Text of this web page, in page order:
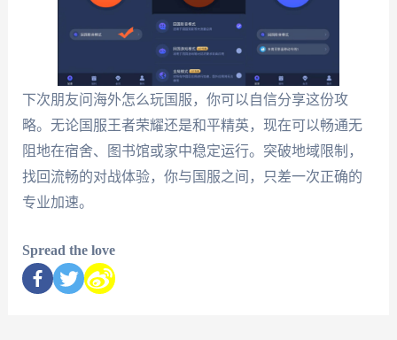
下次朋友问海外怎么玩国服，你可以自信分享这份攻
略。无论国服王者荣耀还是和平精英，现在可以畅通无
阻地在宿舍、图书馆或家中稳定运行。突破地域限制，
找回流畅的对战体验，你与国服之间，只差一次正确的
专业加速。
Spread the love